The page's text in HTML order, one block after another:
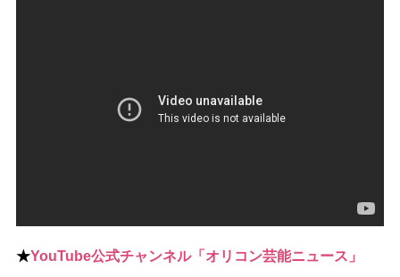
★YouTube公式チャンネル「オリコン芸能ニュース」